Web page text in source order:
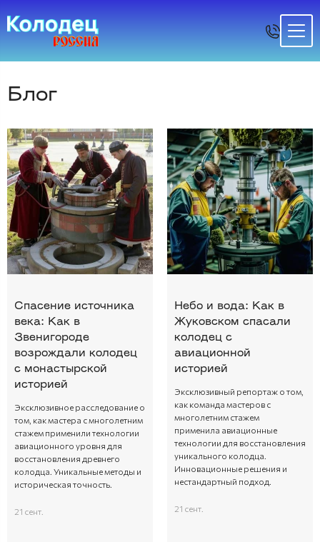
Блог
Спасение источника
века: Как в
Звенигороде
возрождали колодец
с монастырской
историей
Эксклюзивное расследование о
том, как мастера с многолетним
стажем применили технологии
авиационного уровня для
восстановления древнего
колодца. Уникальные методы и
историческая точность.
21 сент.
Небо и вода: Как в
Жуковском спасали
колодец с
авиационной
историей
Эксклюзивный репортаж о том,
как команда мастеров с
многолетним стажем
применила авиационные
технологии для восстановления
уникального колодца.
Инновационные решения и
нестандартный подход.
21 сент.